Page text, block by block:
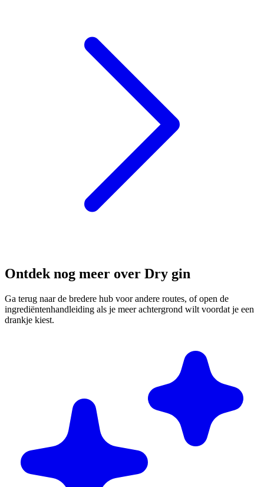
Ontdek nog meer over Dry gin
Ga terug naar de bredere hub voor andere routes, of open de
ingrediëntenhandleiding als je meer achtergrond wilt voordat je een
drankje kiest.